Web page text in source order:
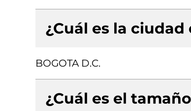
¿Cuál es la
BOGOTA D.C.
¿Cuál es el